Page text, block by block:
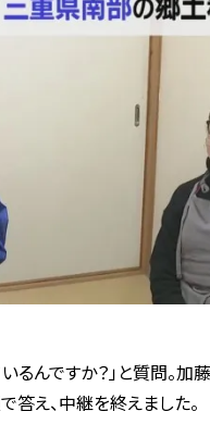
るんですか？」と質問。
答え、中継を終えました。